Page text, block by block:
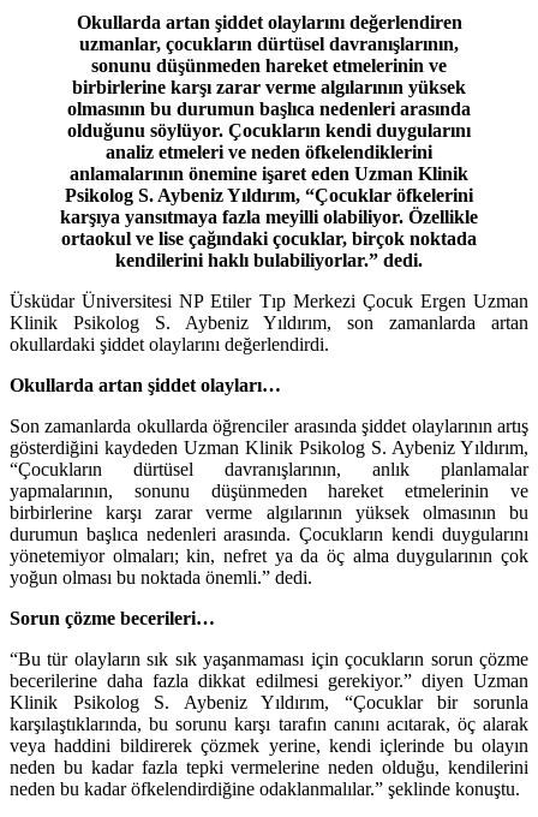
Okullarda artan şiddet olaylarını değerlendiren
uzmanlar, çocukların dürtüsel davranışlarının,
sonunu düşünmeden hareket etmelerinin ve
birbirlerine karşı zarar verme algılarının yüksek
olmasının bu durumun başlıca nedenleri arasında
olduğunu söylüyor. Çocukların kendi duygularını
analiz etmeleri ve neden öfkelendiklerini
anlamalarının önemine işaret eden Uzman Klinik
Psikolog S. Aybeniz Yıldırım, “Çocuklar öfkelerini
karşıya yansıtmaya fazla meyilli olabiliyor. Özellikle
ortaokul ve lise çağındaki çocuklar, birçok noktada
kendilerini haklı bulabiliyorlar.” dedi.
Üsküdar Üniversitesi NP Etiler Tıp Merkezi Çocuk Ergen Uzman
Klinik Psikolog S. Aybeniz Yıldırım, son zamanlarda artan
okullardaki şiddet olaylarını değerlendirdi.
Okullarda artan şiddet olayları…
Son zamanlarda okullarda öğrenciler arasında şiddet olaylarının artış
gösterdiğini kaydeden Uzman Klinik Psikolog S. Aybeniz Yıldırım,
“Çocukların dürtüsel davranışlarının, anlık planlamalar
yapmalarının, sonunu düşünmeden hareket etmelerinin ve
birbirlerine karşı zarar verme algılarının yüksek olmasının bu
durumun başlıca nedenleri arasında. Çocukların kendi duygularını
yönetemiyor olmaları; kin, nefret ya da öç alma duygularının çok
yoğun olması bu noktada önemli.” dedi.
Sorun çözme becerileri…
“Bu tür olayların sık sık yaşanmaması için çocukların sorun çözme
becerilerine daha fazla dikkat edilmesi gerekiyor.” diyen Uzman
Klinik Psikolog S. Aybeniz Yıldırım, “Çocuklar bir sorunla
karşılaştıklarında, bu sorunu karşı tarafın canını acıtarak, öç alarak
veya haddini bildirerek çözmek yerine, kendi içlerinde bu olayın
neden bu kadar fazla tepki vermelerine neden olduğu, kendilerini
neden bu kadar öfkelendirdiğine odaklanmalılar.” şeklinde konuştu.